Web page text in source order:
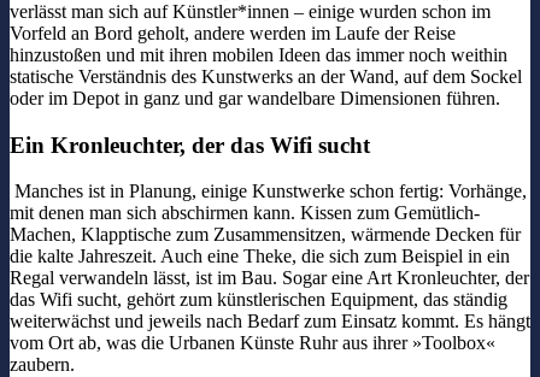
verlässt man sich auf Künstler*innen – einige wurden schon im
Vorfeld an Bord geholt, andere werden im Laufe der Reise
hinzustoßen und mit ihren mobilen Ideen das immer noch weithin
statische Verständnis des Kunstwerks an der Wand, auf dem Sockel
oder im Depot in ganz und gar wandelbare Dimensionen führen.
Ein Kronleuchter, der das Wifi sucht
Manches ist in Planung, einige Kunstwerke schon fertig: Vorhänge,
mit denen man sich abschirmen kann. Kissen zum Gemütlich-
Machen, Klapptische zum Zusammensitzen, wärmende Decken für
die kalte Jahreszeit. Auch eine Theke, die sich zum Beispiel in ein
Regal verwandeln lässt, ist im Bau. Sogar eine Art Kronleuchter, der
das Wifi sucht, gehört zum künstlerischen Equipment, das ständig
weiterwächst und jeweils nach Bedarf zum Einsatz kommt. Es hängt
vom Ort ab, was die Urbanen Künste Ruhr aus ihrer »Toolbox«
zaubern.